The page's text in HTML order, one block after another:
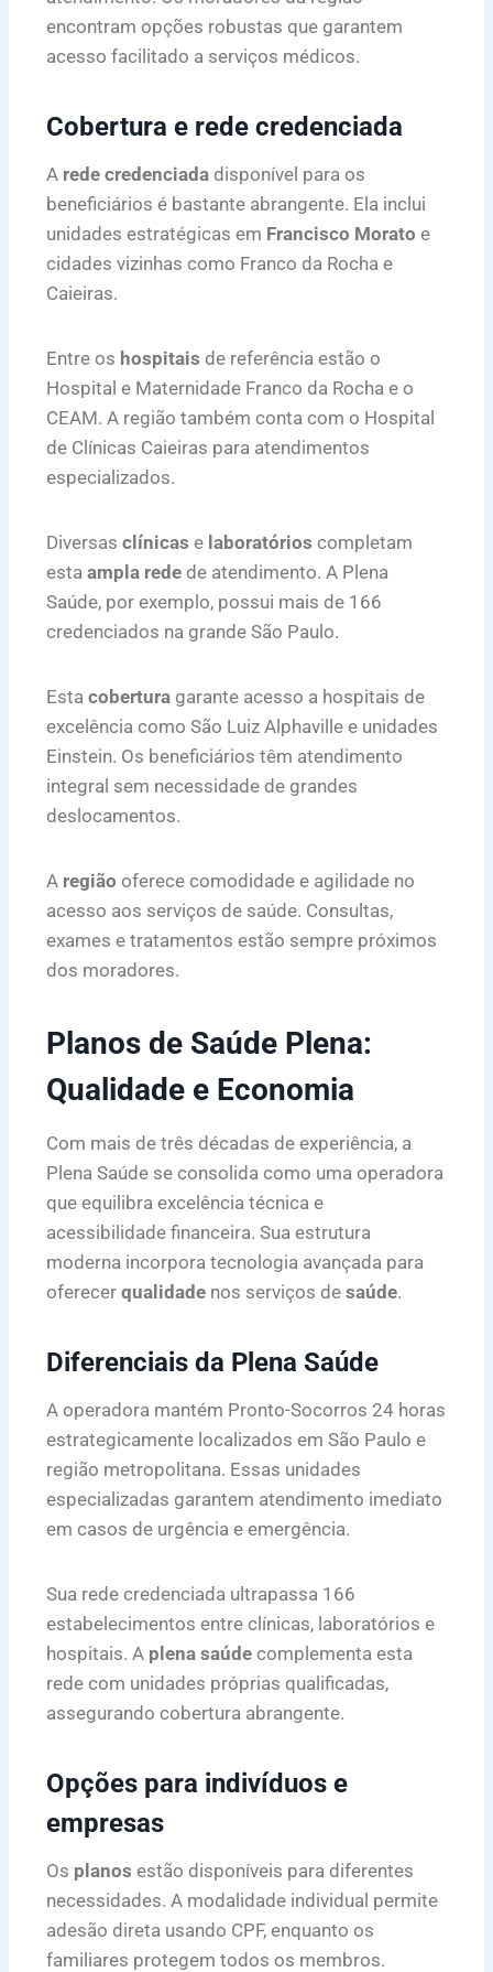
encontram opções robustas que garantem
acesso facilitado a serviços médicos.
Cobertura e rede credenciada
A rede credenciada disponível para os
beneficiários é bastante abrangente. Ela inclui
unidades estratégicas em Francisco Morato e
cidades vizinhas como Franco da Rocha e
Caieiras.
Entre os hospitais de referência estão o
Hospital e Maternidade Franco da Rocha e o
CEAM. A região também conta com o Hospital
de Clínicas Caieiras para atendimentos
especializados.
Diversas clínicas e laboratórios completam
esta ampla rede de atendimento. A Plena
Saúde, por exemplo, possui mais de 166
credenciados na grande São Paulo.
Esta cobertura garante acesso a hospitais de
excelência como São Luiz Alphaville e unidades
Einstein. Os beneficiários têm atendimento
integral sem necessidade de grandes
deslocamentos.
A região oferece comodidade e agilidade no
acesso aos serviços de saúde. Consultas,
exames e tratamentos estão sempre próximos
dos moradores.
Planos de Saúde Plena:
Qualidade e Economia
Com mais de três décadas de experiência, a
Plena Saúde se consolida como uma operadora
que equilibra excelência técnica e
acessibilidade financeira. Sua estrutura
moderna incorpora tecnologia avançada para
oferecer qualidade nos serviços de saúde.
Diferenciais da Plena Saúde
A operadora mantém Pronto-Socorros 24 horas
estrategicamente localizados em São Paulo e
região metropolitana. Essas unidades
especializadas garantem atendimento imediato
em casos de urgência e emergência.
Sua rede credenciada ultrapassa 166
estabelecimentos entre clínicas, laboratórios e
hospitais. A plena saúde complementa esta
rede com unidades próprias qualificadas,
assegurando cobertura abrangente.
Opções para indivíduos e
empresas
Os planos estão disponíveis para diferentes
necessidades. A modalidade individual permite
adesão direta usando CPF, enquanto os
familiares protegem todos os membros.